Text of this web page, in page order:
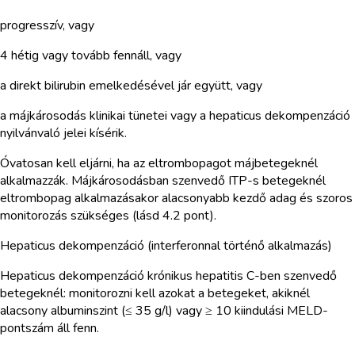
progresszív, vagy
4 hétig vagy tovább fennáll, vagy
a direkt bilirubin emelkedésével jár együtt, vagy
a májkárosodás klinikai tünetei vagy a hepaticus dekompenzáció
nyilvánvaló jelei kísérik.
Óvatosan kell eljárni, ha az eltrombopagot májbetegeknél
alkalmazzák. Májkárosodásban szenvedő ITP-s betegeknél
eltrombopag alkalmazásakor alacsonyabb kezdő adag és szoros
monitorozás szükséges (lásd 4.2 pont).
Hepaticus dekompenzáció (interferonnal történő alkalmazás)
Hepaticus dekompenzáció krónikus hepatitis C-ben szenvedő
betegeknél: monitorozni kell azokat a betegeket, akiknél
alacsony albuminszint (≤ 35 g/l) vagy ≥ 10 kiindulási MELD-
pontszám áll fenn.